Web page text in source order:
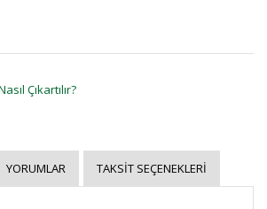
YORUMLAR TAKSIT SEÇENEKLERI